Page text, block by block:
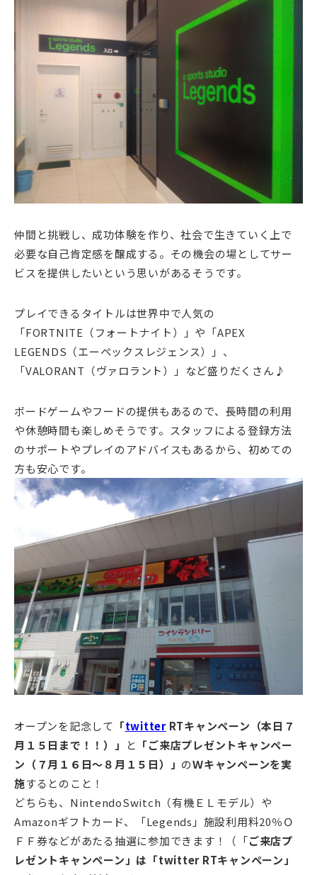
仲間と挑戦し、成功体験を作り、社会で生きていく上で
必要な自己肯定感を醸成する。その機会の場としてサー
ビスを提供したいという思いがあるそうです。
プレイできるタイトルは世界中で人気の
「FORTNITE（フォートナイト）」や「APEX
LEGENDS（エーペックスレジェンス）」、
「VALORANT（ヴァロラント）」など盛りだくさん♪
ボードゲームやフードの提供もあるので、長時間の利用
や休憩時間も楽しめそうです。スタッフによる登録方法
のサポートやプレイのアドバイスもあるから、初めての
方も安心です。
オープンを記念して 「twitterRTキャンペーン（本日７
月１５日まで！！）」
と 「ご来店プレゼントキャンペー
ン（７月１６日～８月１５日）」 のＷキャンペーンを実
施するとのこと！
どちらも、NintendoSwitch（有機ＥＬモデル）や
Amazonギフトカード、「Legends」施設利用料20％Ｏ
ＦＦ券などがあたる抽選に参加できます！（「ご来店プ
レゼントキャンペーン」は「twitter RTキャンペーン」